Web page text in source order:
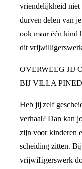
vriendelijkheid niet
durven delen van
ook maar één kind
dit
OVERWEEG JIJ
BIJ VILLA
Heb jij zelf
verhaal? Dan kan
zijn voor kinderen
scheiding zitten.
vrijwilligerswerk